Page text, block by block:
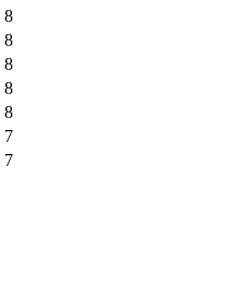
8
8
8
8
8
7
7